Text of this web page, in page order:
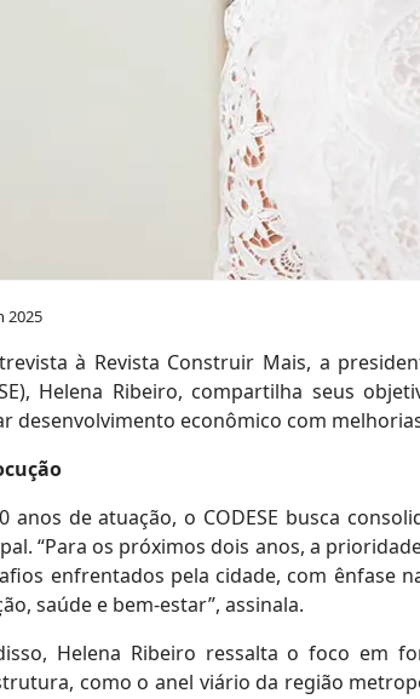
2025
à Revista Construir Mais, a
Helena Ribeiro, compartilha seus
desenvolvimento econômico com
anos de atuação, o CODESE busca
“Para os próximos dois anos, a
enfrentados pela cidade, com ênfase
saúde e bem-estar”, assinala.
Helena Ribeiro ressalta o foco em
como o anel viário da região